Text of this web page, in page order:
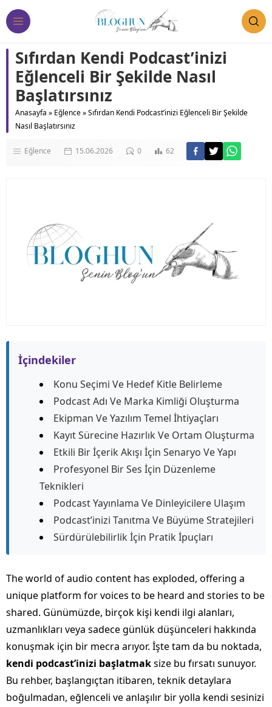
Sıfırdan Kendi Podcast’inizi
Eğlenceli Bir Şekilde Nasıl
Başlatırsınız
Anasayfa » Eğlence»Sıfırdan Kendi Podcast’inizi Eğlenceli Bir Şekilde
Nasıl Başlatırsınız
Eğlence 15.06.2026 0 62
İçindekiler
Konu Seçimi Ve Hedef Kitle Belirleme
Podcast Adı Ve Marka Kimliği Oluşturma
Ekipman Ve Yazılım Temel İhtiyaçları
Kayıt Sürecine Hazırlık Ve Ortam Oluşturma
Etkili Bir İçerik Akışı İçin Senaryo Ve Yapı
Profesyonel Bir Ses İçin Düzenleme
Teknikleri
Podcast Yayınlama Ve Dinleyicilere Ulaşım
Podcast’inizi Tanıtma Ve Büyüme Stratejileri
Sürdürülebilirlik İçin Pratik İpuçları
The world of audio content has exploded, offering a
unique platform for voices to be heard and stories to be
shared. Günümüzde, birçok kişi kendi ilgi alanları,
uzmanlıkları veya sadece günlük düşünceleri hakkında
konuşmak için bir mecra arıyor. İşte tam da bu noktada,
kendi podcast’inizi başlatmaksize bu fırsatı sunuyor.
Bu rehber, başlangıçtan itibaren, teknik detaylara
boğulmadan, eğlenceli ve anlaşılır bir yolla kendi sesinizi